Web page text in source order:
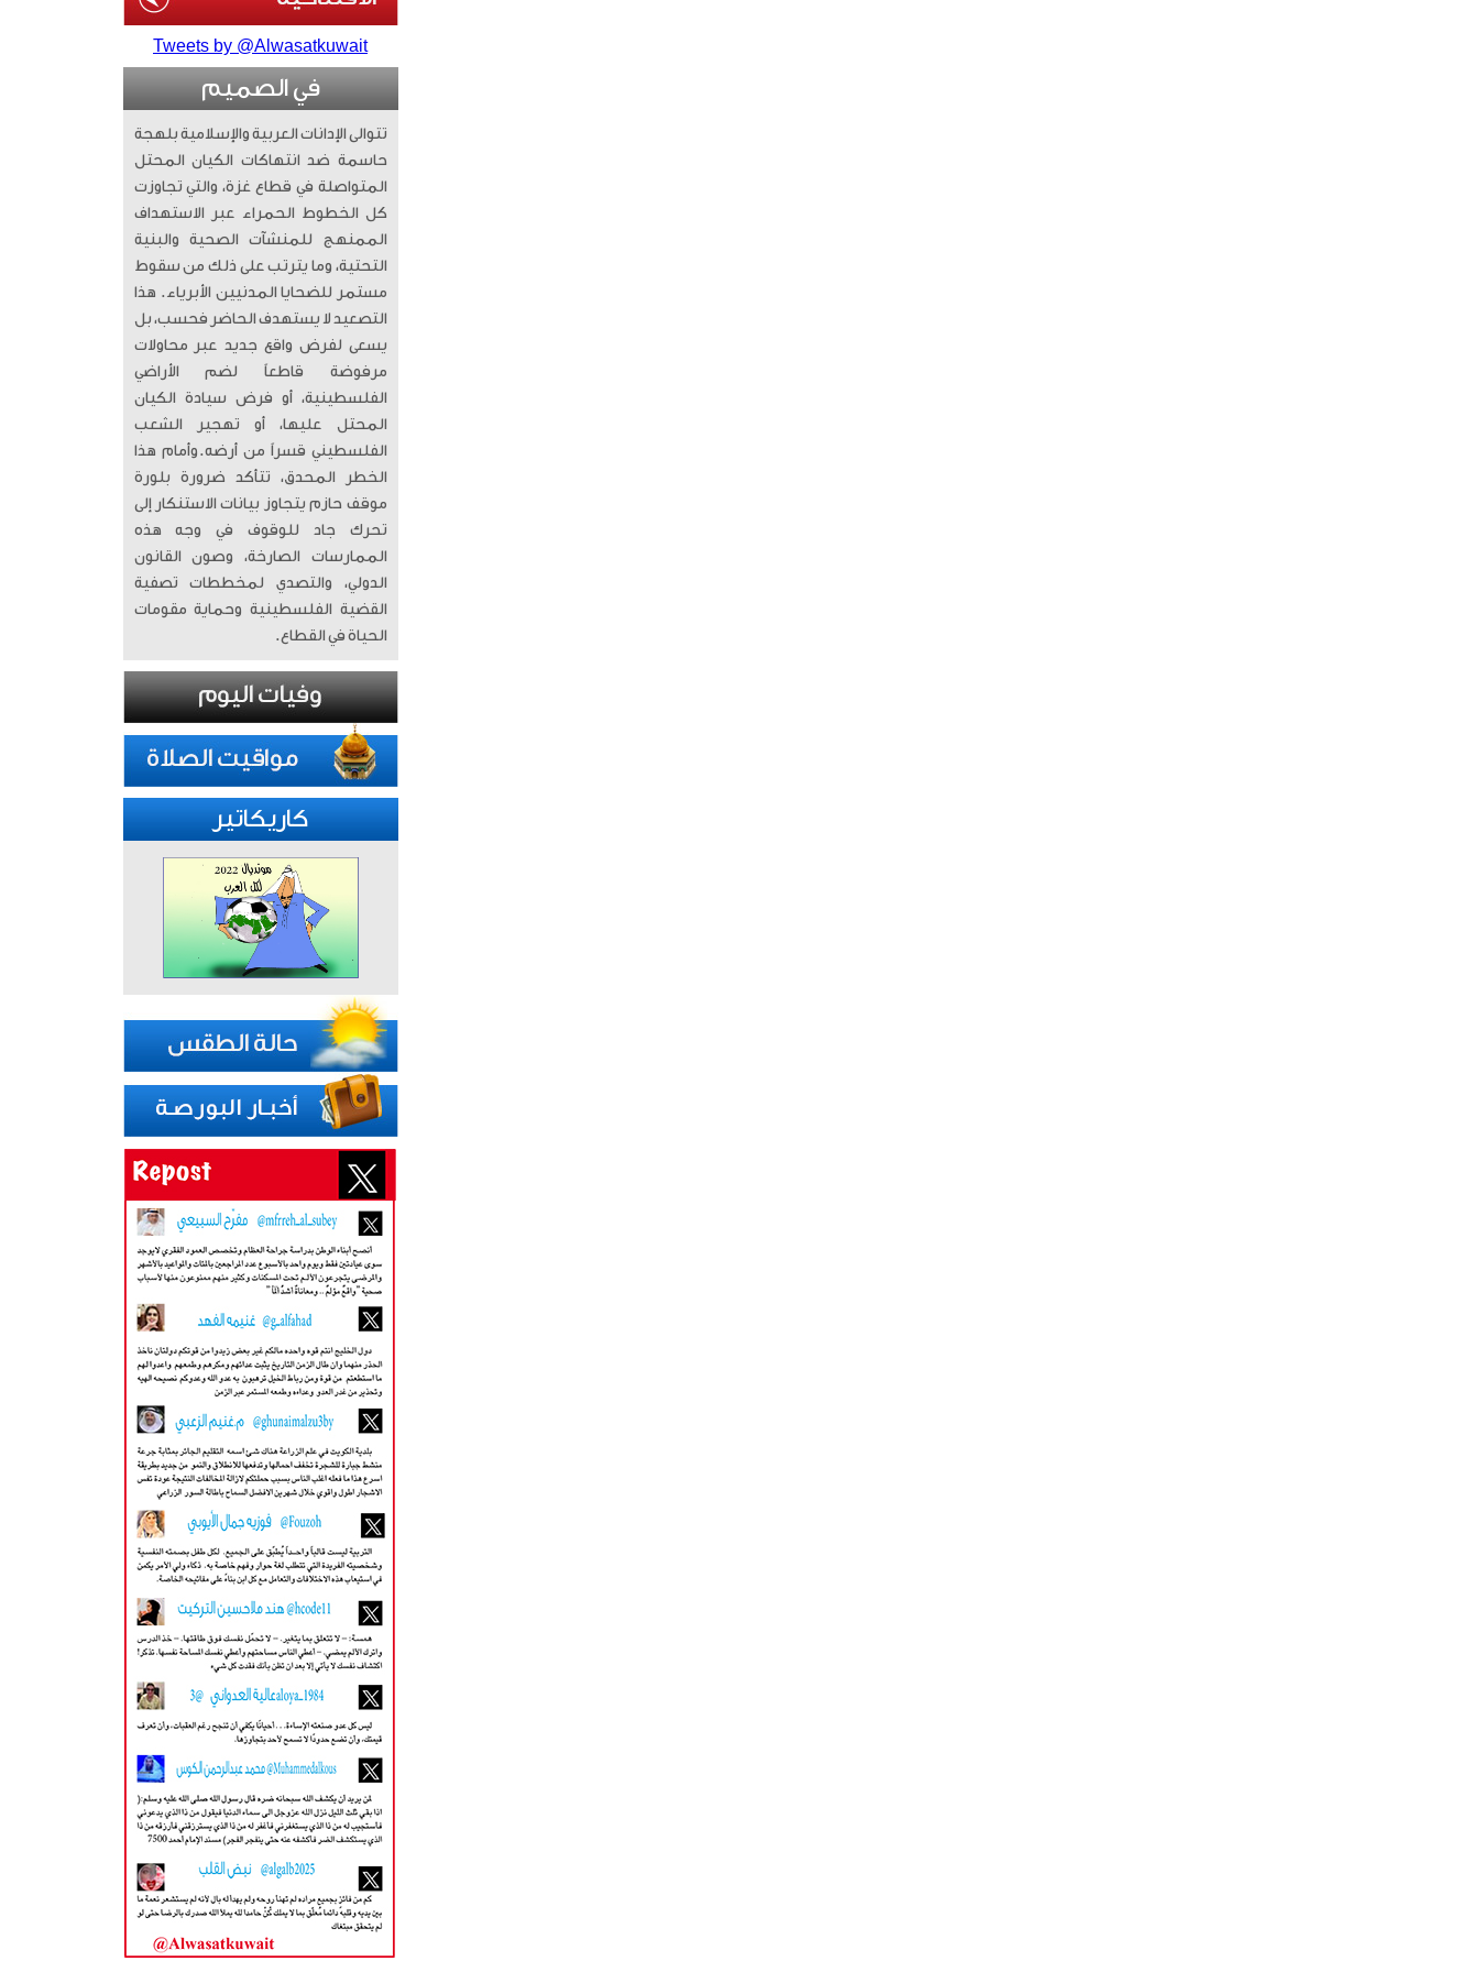
Tweets by @Alwasatkuwait
في الصميم
تتوالى الإدانات العربية والإسلامية بلهجة
حاسمة ضد انتهاكات الكيان المحتل
المتواصلة في قطاع غزة، والتي تجاوزت
كل الخطوط الحمراء عبر الاستهداف
الممنهج للمنشآت الصحية والبنية
التحتية، وما يترتب على ذلك من سقوط
مستمر للضحايا المدنيين الأبرياء. ​ هذا
التصعيد لا يستهدف الحاضر فحسب، بل
يسعى لفرض واقع جديد عبر محاولات
مرفوضة قاطعاً لضم الأراضي
الفلسطينية، أو فرض سيادة الكيان
المحتل عليها، أو تهجير الشعب
الفلسطيني قسراً من أرضه. ​وأمام هذا
الخطر المحدق، تتأكد ضرورة بلورة
موقف حازم يتجاوز بيانات الاستنكار إلى
تحرك جاد للوقوف في وجه هذه
الممارسات الصارخة، وصون القانون
الدولي، والتصدي لمخططات تصفية
القضية الفلسطينية وحماية مقومات
الحياة في القطاع.
كاريكاتير